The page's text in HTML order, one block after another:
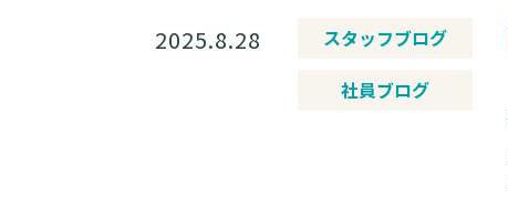
2025.8.28
スタッフブログ
社員ブログ